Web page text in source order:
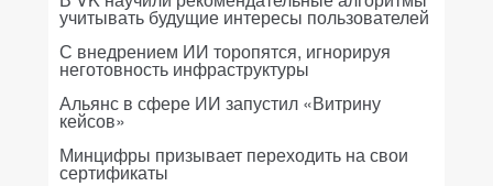
учитывать будущие интересы пользователей
С внедрением ИИ торопятся, игнорируя
неготовность инфраструктуры
Альянс в сфере ИИ запустил «Витрину
кейсов»
Минцифры призывает переходить на свои
сертификаты